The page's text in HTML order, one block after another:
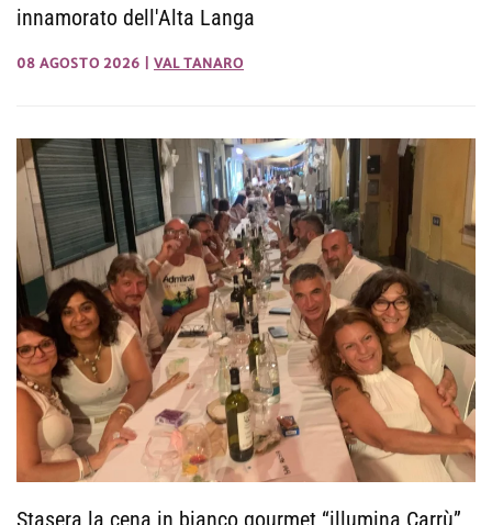
innamorato dell'Alta Langa
08 AGOSTO 2026 VAL TANARO
Stasera la cena in bianco gourmet “illumina Carrù”